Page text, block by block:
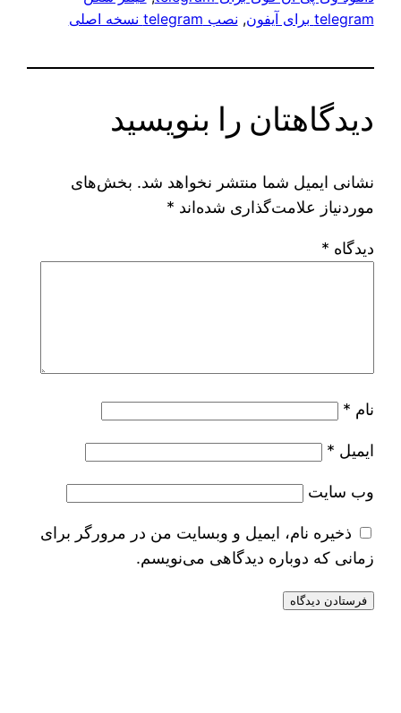
telegram برای آیفون
, نصب telegram نسخه اصلی
دیدگاهتان را بنویسید
نشانی ایمیل شما منتشر نخواهد شد. بخش‌های
موردنیاز علامت‌گذاری شده‌اند *
دیدگاه *
نام *
ایمیل *
وب‌ سایت
ذخیره نام، ایمیل و وبسایت من در مرورگر برای
زمانی که دوباره دیدگاهی می‌نویسم.